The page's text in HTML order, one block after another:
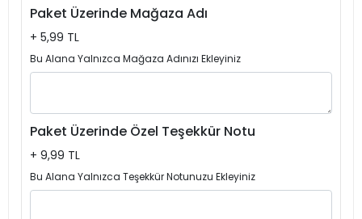
Paket Üzerinde Mağaza Adı
+ 5,99 TL
Bu Alana Yalnızca Mağaza Adınızı Ekleyiniz
Paket Üzerinde Özel Teşekkür Notu
+ 9,99 TL
Bu Alana Yalnızca Teşekkür Notunuzu Ekleyiniz